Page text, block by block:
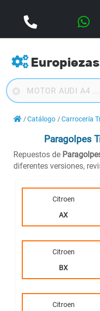
Europiezas
Catálogo Carrocería
Paragolpes
Repuestos de
diferentes versiones,
Citroen
AX
Citroen
BX
Citroen